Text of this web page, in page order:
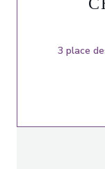
3 place